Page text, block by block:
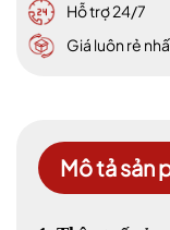
Hỗ trợ 24/7
Giá luôn rẻ
Mô tả sản